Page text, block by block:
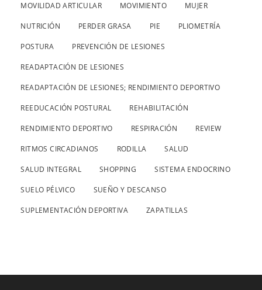
MOVILIDAD ARTICULAR MOVIMIENTO MUJER
NUTRICIÓN PERDER GRASA PIE PLIOMETRÍA
POSTURA PREVENCIÓN DE LESIONES
READAPTACIÓN DE LESIONES
READAPTACIÓN DE LESIONES; RENDIMIENTO DEPORTIVO
REEDUCACIÓN POSTURAL REHABILITACIÓN
RENDIMIENTO DEPORTIVO RESPIRACIÓN REVIEW
RITMOS CIRCADIANOS RODILLA SALUD
SALUD INTEGRAL SHOPPING SISTEMA ENDOCRINO
SUELO PÉLVICO SUEÑO Y DESCANSO
SUPLEMENTACIÓN DEPORTIVA ZAPATILLAS